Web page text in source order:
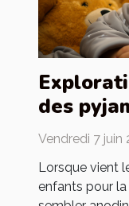
des
en
sécurité
Vendredi 7 juin
Lorsque vient
enfants pour